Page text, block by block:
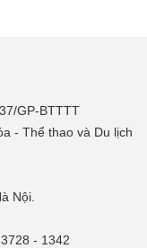
GP-BTTTT
- Thể thao và Du lịch
Nội.
- 1342